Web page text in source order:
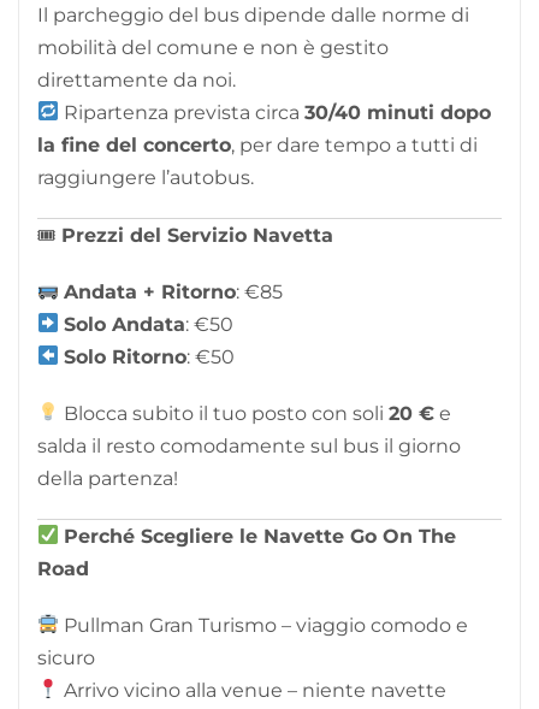
Il parcheggio del bus dipende dalle norme di
mobilità del comune e non è gestito
direttamente da noi.
Ripartenza prevista circa30/40 minuti dopo
la fine del concerto, per dare tempo a tutti di
raggiungere l’autobus.
🎟 Prezzi del Servizio Navetta
Andata + Ritorno: €85
Solo Andata: €50
Solo Ritorno: €50
Blocca subito il tuo posto con soli20 € e
salda il resto comodamente sul bus il giorno
della partenza!
Perché Scegliere le Navette Go On The
Road
Pullman Gran Turismo – viaggio comodo e
sicuro
Arrivo vicino alla venue – niente navette